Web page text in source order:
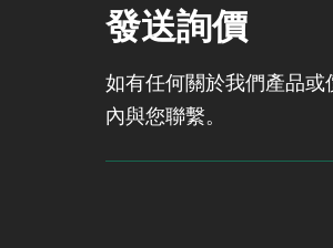
發送詢價
如有任何關於我們產品
內與您聯繫。